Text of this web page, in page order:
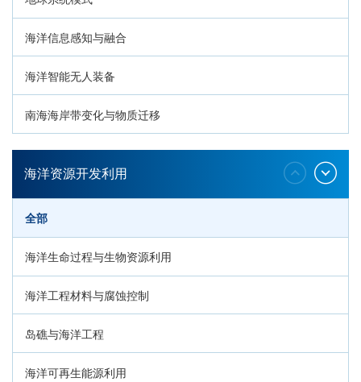
海洋信息感知与融合
海洋智能无人装备
南海海岸带变化与物质迁移
环南海地质过程与灾害响应
海洋资源开发利用
全部
海洋生命过程与生物资源利用
海洋工程材料与腐蚀控制
岛礁与海洋工程
海洋可再生能源利用